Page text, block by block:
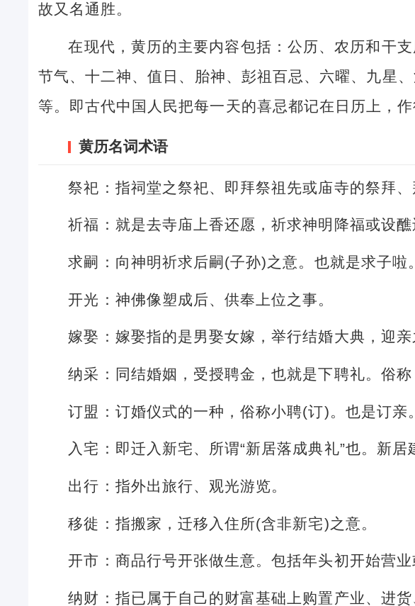
故又名通胜。
在现代，黄历的主要内容包括：公历、农历和干
节气、十二神、值日、胎神、彭祖百忌、六曜、九星
等。即古代中国人民把每一天的喜忌都记在日历上，作
黄历名词术语
祭祀：指祠堂之祭祀、即拜祭祖先或庙寺的祭拜、
祈福：就是去寺庙上香还愿，祈求神明降福或设醮
求嗣：向神明祈求后嗣(子孙)之意。也就是求子啦。
开光：神佛像塑成后、供奉上位之事。
嫁娶：嫁娶指的是男娶女嫁，举行结婚大典，迎亲
纳采：同结婚姻，受授聘金，也就是下聘礼。俗
订盟：订婚仪式的一种，俗称小聘(订)。也是订亲。
入宅：即迁入新宅、所谓“新居落成典礼”也。新
出行：指外出旅行、观光游览。
移徙：指搬家，迁移入住所(含非新宅)之意。
开市：商品行号开张做生意。包括年头初开始营
纳财：指已属于自己的财富基础上购置产业、进